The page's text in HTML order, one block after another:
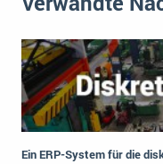
Ein ERP-System für die